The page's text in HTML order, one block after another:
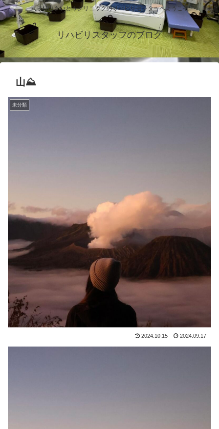
武蔵村山さいとうクリニックのリハビリセンターへようこそ
リハビリスタッフのブログ
山⛰️
未分類
2024.10.15 2024.09.17